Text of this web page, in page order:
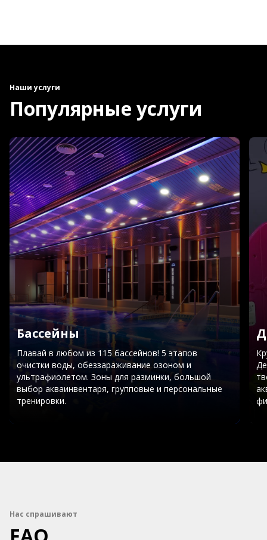
Наши услуги
Популярные услуги
Бассейны
Плавай в любом из 115 бассейнов! 5 этапов
очистки воды, обеззараживание озоном и
ультрафиолетом. Зоны для разминки, большой
выбор акваинвентаря, групповые и персональные
тренировки.
Нас спрашивают